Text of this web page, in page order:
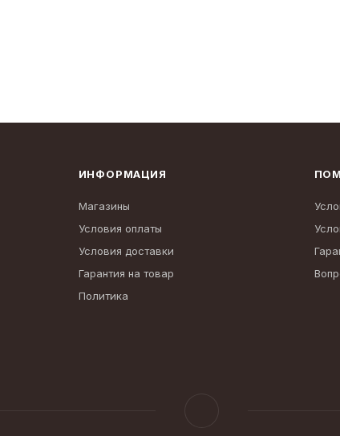
ИНФОРМАЦИЯ
Магазины
Условия оплаты
Условия доставки
Гарантия на товар
Политика